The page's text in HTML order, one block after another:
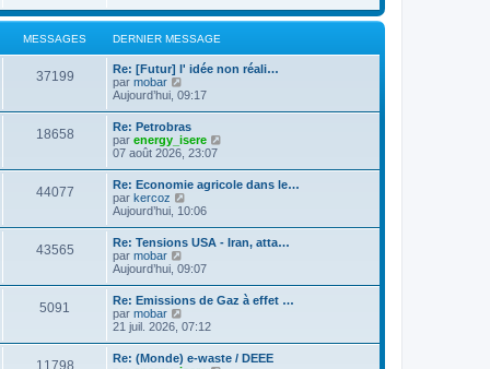
a
g
e
m
s
s
a
e
r
n
i
e
r
m
s
s
g
e
l
e
e
r
r
s
a
l
e
r
l
d
e
r
n
e
r
m
e
s
s
a
e
MESSAGES DERNIER MESSAGE
37199
Re: [Futur] l' idée non réali…
par mobar
o
u
l
t
e
r
l
e
d
e
r
n
i
e
r
e
s
s
Aujourd’hui, 09:17
18658
Re: Petrobras
par energy_isere
u
e
r
d
e
r
e
r
07 août 2026, 23:07
44077
Re: Economie agricole dans le…
par kercoz
o
s
u
l
t
e
r
e
d
e
Aujourd’hui, 10:06
43565
Re: Tensions USA - Iran, atta…
par mobar
o
u
l
t
e
r
Aujourd’hui, 09:07
5091
Re: Emissions de Gaz à effet …
par mobar
o
u
21 juil. 2026, 07:12
11798
Re: (Monde) e-waste / DEEE